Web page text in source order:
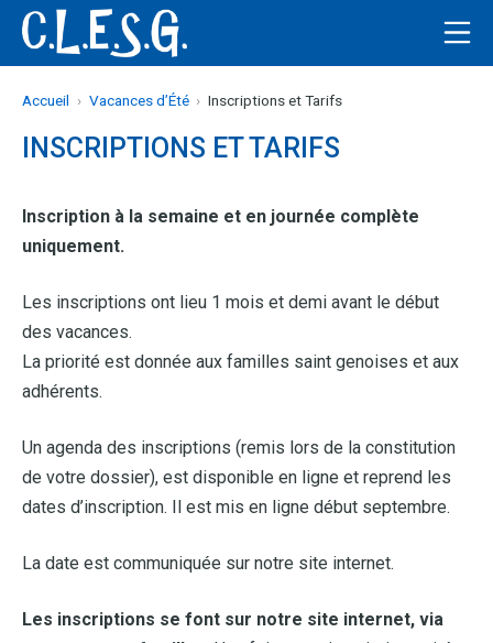
Aller
contenu
C.L.E.S.G
Accueil Vacances d’Été Inscriptions et Tarifs
INSCRIPTIONS ET TARIFS
Inscription à la semaine et en journée complète
uniquement.
Les inscriptions ont lieu 1 mois et demi avant le début
des vacances.
La priorité est donnée aux familles saint genoises et aux
adhérents.
Un agenda des inscriptions (remis lors de la constitution
de votre dossier), est disponible en ligne et reprend les
dates d’inscription. Il est mis en ligne début septembre.
La date est communiquée sur notre site internet.
Les inscriptions se font sur notre site internet, via